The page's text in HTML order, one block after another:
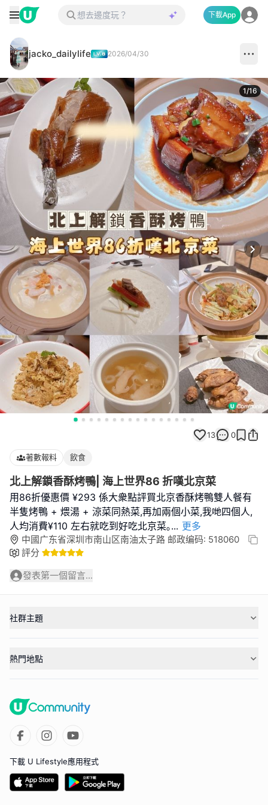
下載App
jacko_dailylife 2026/04/30
1/16
13 0
著數報料 飲食
北上解鎖香酥烤鴨| 海上世界86 折嘆北京菜
用86折優惠價 ¥293 係大衆點評買北京香酥烤鴨雙人餐有
半隻烤鴨 + 煨湯 + 涼菜同熱菜,再加兩個小菜,我哋四個人,
人均消費¥110 左右就吃到好吃北京菜｡... 更多
中國广东省深圳市南山区南油太子路 邮政编码: 518060
評分
發表第一個留言...
社群主題
熱門地點
下載 U Lifestyle應用程式